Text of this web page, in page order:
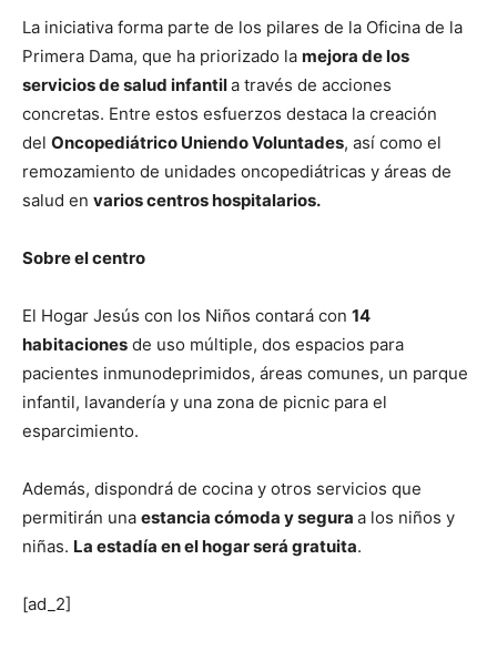
La iniciativa forma parte de los pilares de la Oficina de la
Primera Dama, que ha priorizado la mejora de los
servicios de salud infantila través de acciones
concretas. Entre estos esfuerzos destaca la creación
del Oncopediátrico Uniendo Voluntades, así como el
remozamiento de unidades oncopediátricas y áreas de
salud en varios centros hospitalarios.
Sobre el centro
El Hogar Jesús con los Niños contará con 14
habitaciones de uso múltiple, dos espacios para
pacientes inmunodeprimidos, áreas comunes, un parque
infantil, lavandería y una zona de picnic para el
esparcimiento.
Además, dispondrá de cocina y otros servicios que
permitirán una estancia cómoda y segura a los niños y
niñas. La estadía en el hogar será gratuita.
[ad_2]